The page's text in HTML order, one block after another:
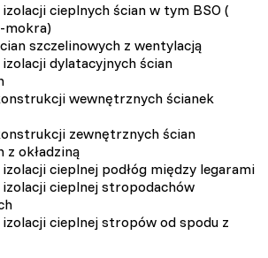
cieplnych ścian w tym BSO (
mokra)
szczelinowych z wentylacją
dylatacyjnych ścian
wewnętrznych ścianek
zewnętrznych ścian
z okładziną
cieplnej podłóg między legarami
cieplnej stropodachów
cieplnej stropów od spodu z